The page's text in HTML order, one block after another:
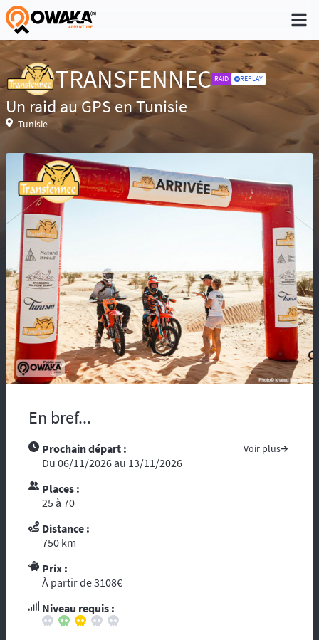
®
TRANSFENNEC RAID REPLAY
Un raid au GPS en Tunisie
Tunisie
En bref...
Prochain départ : Voir plus
Du 06/11/2026 au 13/11/2026
Places :
25 à 70
Distance :
750 km
Prix :
À partir de 3108€
Niveau requis :
Niveau 1 - Pratique non régulière (Quelques
sorties dans l'année)
Niveau 2 - Pratique occasionnelle (Une sortie
par trimestre)
Niveau 3 - Pratique régulière (A déjà participé à
des aventures)
Niveau 4 - Pratique intensive (Participe
régulièrement à des aventures)
Réservé aux baroudeurs, la prise de
risque fait partie de l’aventure. Conscient des
difficultés de recherche en cas d’accident ou
maladie, vous risquez d’être coupés du
monde et de tous moyens de secours.
Compter sur l’assistance des autochtones
n’est pas toujours aisée …. Nous vous
disponibles sur les pays traversés, prenez
le Guide du Routard ». Et par ces temps de
crise mondiale, consultez le site du ministère
voyageurs »
conseillé voire indispensable de se munir
secours. Dans le cadre d’une randonnée,
vous vous reposez sur l’ouvreur et le
fermeur qui ont les compétences